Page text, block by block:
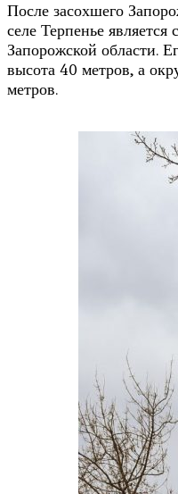
После засохшего
селе Терпенье
Запорожской области.
высота 40 метров, а
метров.